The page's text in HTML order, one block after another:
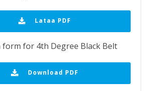
Lataa PDF
form for 4th Degree Black Belt
Download PDF